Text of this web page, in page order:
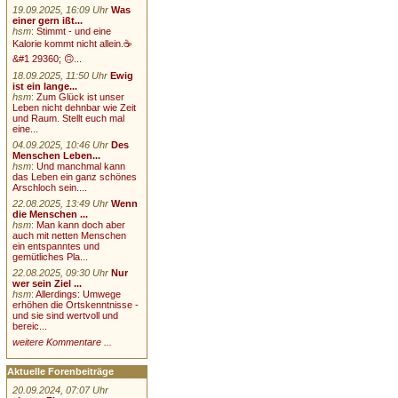
19.09.2025, 16:09 Uhr Was
einer gern ißt...
hsm:Stimmt - und eine
Kalorie kommt nicht allein.☕
&#1 29360; 🙃...
18.09.2025, 11:50 Uhr Ewig
ist ein lange...
hsm:Zum Glück ist unser
Leben nicht dehnbar wie Zeit
und Raum. Stellt euch mal
eine...
04.09.2025, 10:46 Uhr Des
Menschen Leben...
hsm:Und manchmal kann
das Leben ein ganz schönes
Arschloch sein....
22.08.2025, 13:49 Uhr Wenn
die Menschen ...
hsm:Man kann doch aber
auch mit netten Menschen
ein entspanntes und
gemütliches Pla...
22.08.2025, 09:30 Uhr Nur
wer sein Ziel ...
hsm:Allerdings: Umwege
erhöhen die Ortskenntnisse -
und sie sind wertvoll und
bereic...
weitere Kommentare ...
Aktuelle Forenbeiträge
20.09.2024, 07:07 Uhr